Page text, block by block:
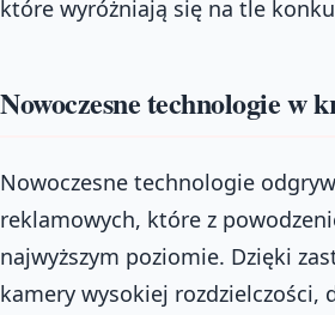
które wyróżniają się na tle
Nowoczesne technologie w
Nowoczesne technologie
reklamowych, które z
najwyższym poziomie. Dzięki
kamery wysokiej rozdzielczości,